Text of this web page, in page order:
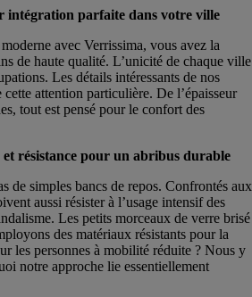
intégration parfaite dans votre ville
avec Verrissima, vous avez la
de haute qualité. L’unicité de chaque ville
Les détails intéressants de nos
attention particulière. De l’épaisseur
tout est pensé pour le confort des
résistance pour un abribus durable
de simples bancs de repos. Confrontés aux
aussi résister à l’usage intensif des
Les petits morceaux de verre brisé
des matériaux résistants pour la
les personnes à mobilité réduite ? Nous y
notre approche lie essentiellement